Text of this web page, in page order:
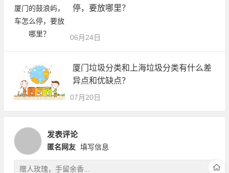
停，要放哪里？
06月24日
厦门垃圾分类和上海垃圾分类有什么差
异点和优缺点？
07月20日
发表评论
匿名网友 填写信息